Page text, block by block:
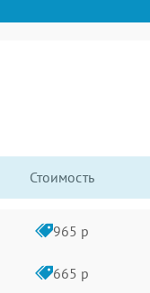
Стоимость
965 р
665 р